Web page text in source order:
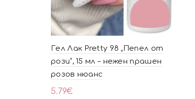
Гел Лак Pretty 98 „Пепел от
рози“, 15 мл – нежен прашен
розов нюанс
5.79€